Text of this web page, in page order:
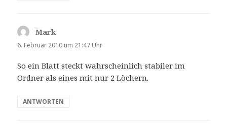
Mark
6. Februar 2010 um 21:47 Uhr
So ein Blatt steckt wahrscheinlich stabiler im
Ordner als eines mit nur 2 Löchern.
ANTWORTEN